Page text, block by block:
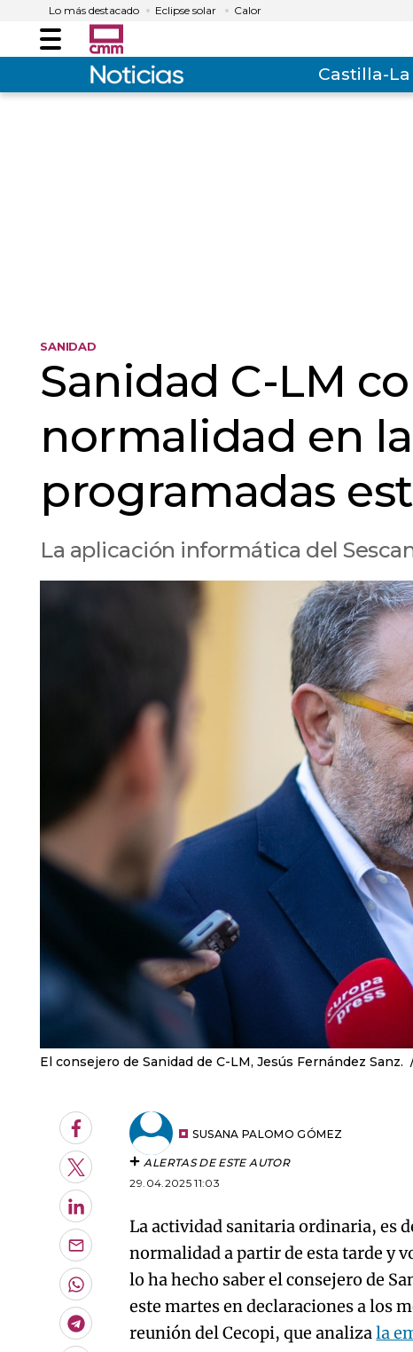
Lo más destacado Eclipse solar Calor
Menú
Castilla-
SANIDAD
Sanidad C-LM
normalidad en
programadas
La aplicación informática del
El consejero de Sanidad de C-LM, Jesús Fernández Sanz.
Facebook
Twitter
LinkedIn
Enviar
por
Email
Whatsapp
Telegram
SUSANA PALOMO GÓMEZ
ALERTAS DE ESTE AUTOR
29.04.2025 11:03
La actividad sanitaria ordinaria, es
normalidad a partir de esta tarde y
lo ha hecho saber el consejero de
este martes en declaraciones a los
reunión del Cecopi, que analizala